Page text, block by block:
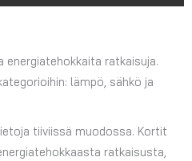
ratkaisuja.
lämpö, sähkö ja
tiiviissä muodossa. Kortit
ratkaisusta,